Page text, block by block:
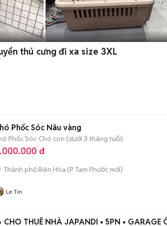
thú cưng đi xa size 3XL
Phốc Sóc Nâu vàng
Phốc Sóc Chó con (dưới 3 tháng tuổi)
đ
Thành phố Biên Hòa (P. Tam Phước mới)
Le Tin
CHO THUÊ NHÀ JAPANDI • 5PN • GARAGE